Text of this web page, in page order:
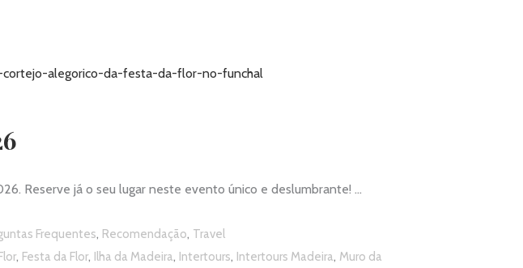
Reserve já o seu lugar neste evento único e deslumbrante!
Frequentes, Recomendação, Travel
, Festa da Flor, Ilha da Madeira, Intertours, Intertours Madeira, Muro da